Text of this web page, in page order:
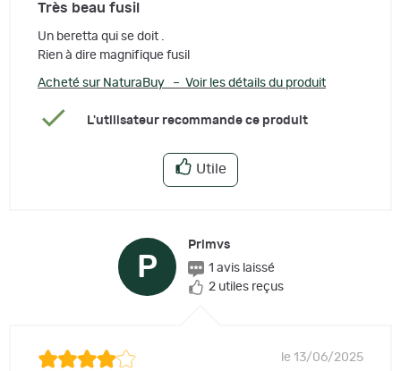
Très beau fusil
Un beretta qui se doit .
Rien à dire magnifique fusil
Acheté sur NaturaBuy – Voir les détails du produit
L'utilisateur recommande ce produit
Utile
P
Primvs
1 avis laissé
2 utiles reçus
le 13/06/2025